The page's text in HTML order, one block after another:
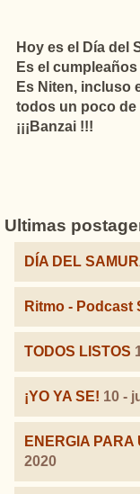
Hoy es el Día del
Es el
Es Niten, incluso
todos un poco de
¡¡¡Banzai !!!
Ultimas
DÍA DEL
Ritmo - Podcast
TODOS LISTOS
¡YO YA SE! 10 -
ENERGIA PARA
2020